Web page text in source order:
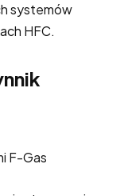
systemów
HFC.
F-Gas